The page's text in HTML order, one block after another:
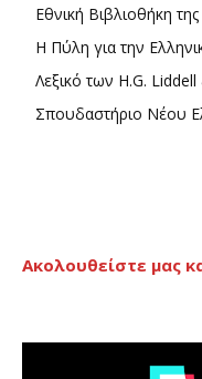
Εθνική Βιβλιοθήκη
Η Πύλη για την
Λεξικό των H.G.
Σπουδαστήριο Νέου
Ακολουθείστε μας